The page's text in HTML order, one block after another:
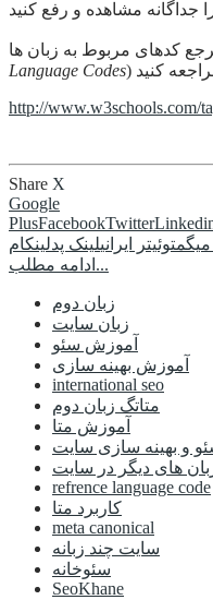
Language Codes
http://www.w3schools.com/
Share X
Google
PlusFacebookTwitter
توئیتر ایرانیلینک پدلینکام
ادامه مطلب...
زبان دوم
زبان سایت
آموزش سئو
آموزش بهینه سازی
international seo
متاتگ زبان دوم
آموزش متا
و بهینه سازی سایت
های دیگر در سایت
refrence language code
کاربرد متا
meta canonical
سایت چند زبانه
سئوخانه
SeoKhane